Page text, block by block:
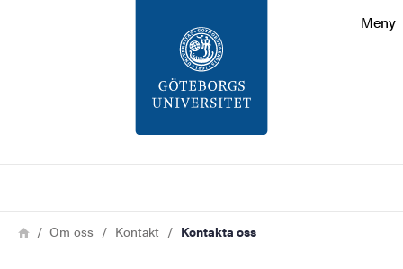
Meny
Länkstig
HemOm oss Kontakt Kontakta oss